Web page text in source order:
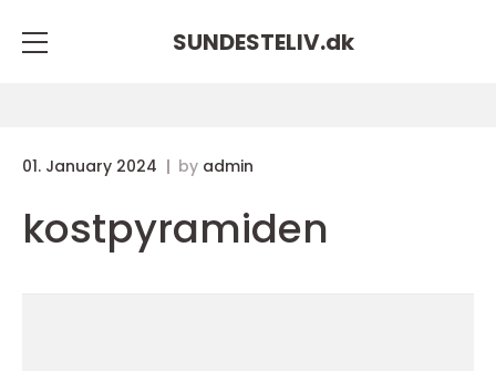
SUNDESTELIV.dk
01. January 2024 by admin
kostpyramiden